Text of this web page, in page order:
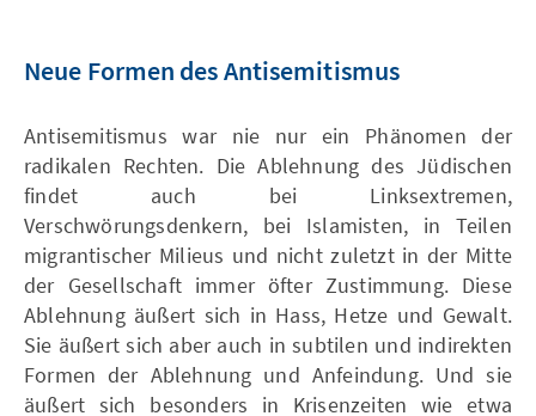
Neue Formen des Antisemitismus
Antisemitismus war nie nur ein Phänomen der
radikalen Rechten. Die Ablehnung des Jüdischen
findet auch bei Linksextremen,
Verschwörungsdenkern, bei Islamisten, in Teilen
migrantischer Milieus und nicht zuletzt in der Mitte
der Gesellschaft immer öfter Zustimmung. Diese
Ablehnung äußert sich in Hass, Hetze und Gewalt.
Sie äußert sich aber auch in subtilen und indirekten
Formen der Ablehnung und Anfeindung. Und sie
äußert sich besonders in Krisenzeiten wie etwa